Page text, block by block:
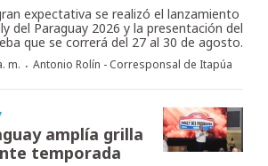
expectativa se realizó el lanzamiento
del Paraguay 2026 y la presentación del
que se correrá del 27 al 30 de agosto.
m. · Antonio Rolín - Corresponsal de Itapúa
amplía grilla
temporada